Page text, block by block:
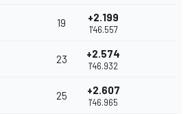
19 +2.199
1'46.557
23 +2.574
1'46.932
25 +2.607
1'46.965